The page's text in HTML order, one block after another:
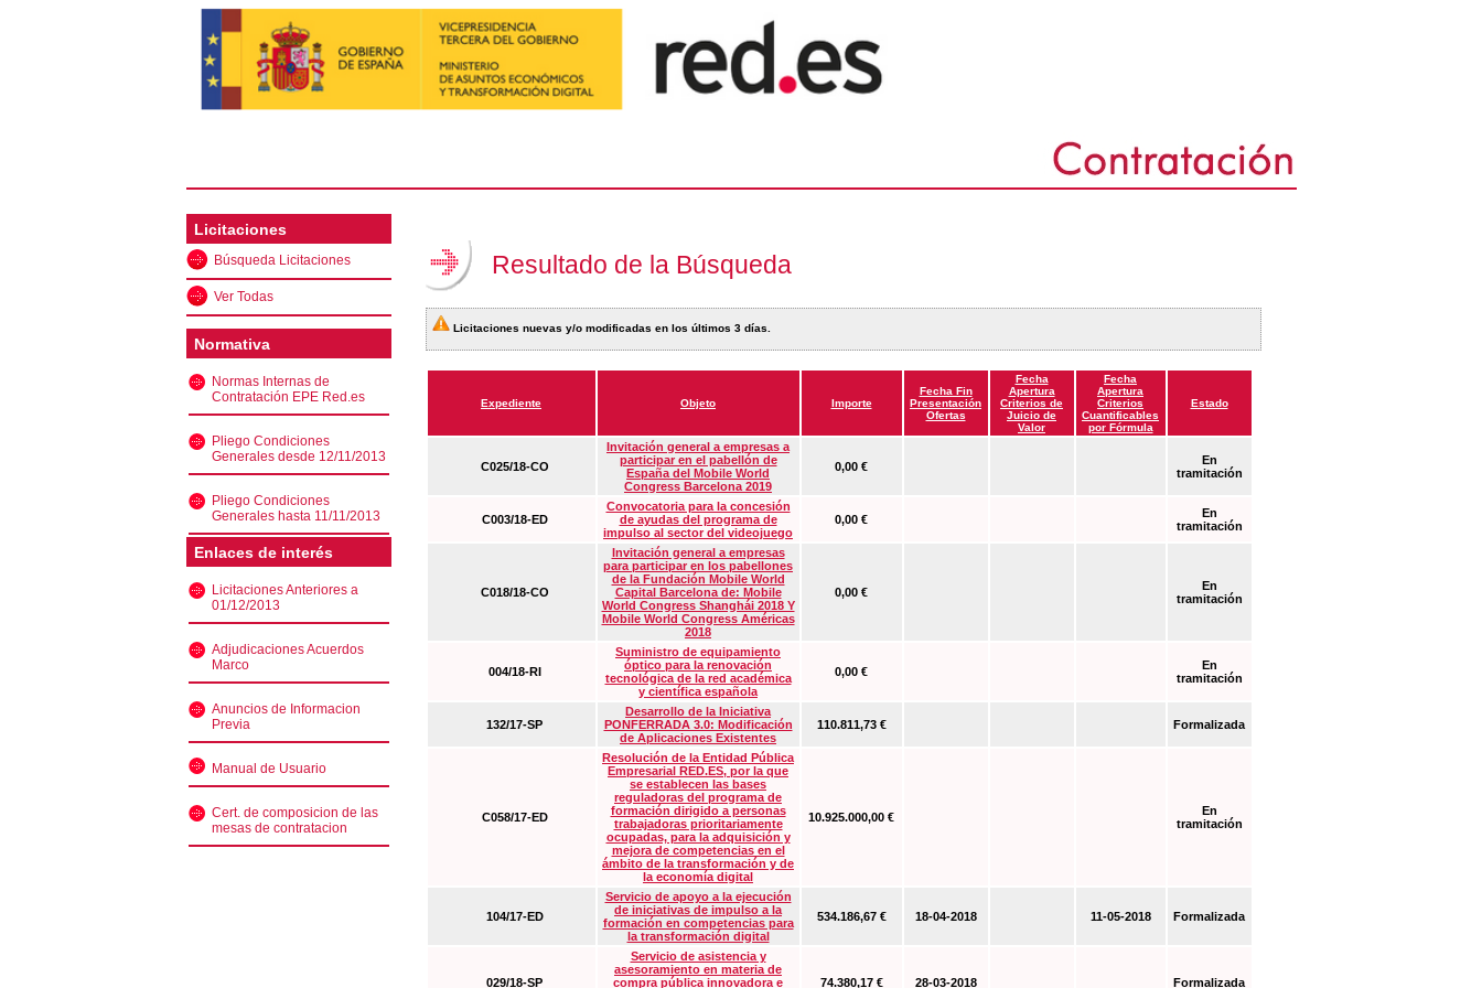
Licitaciones
Búsqueda Licitaciones
Ver Todas
Normativa
Normas Internas de
Contratación EPE Red.es
Pliego Condiciones
Generales desde 12/11/2013
Pliego Condiciones
Generales hasta 11/11/2013
Enlaces de interés
Licitaciones Anteriores a
01/12/2013
Adjudicaciones Acuerdos
Marco
Anuncios de Informacion
Previa
Manual de Usuario
Cert. de composicion de las
mesas de contratacion
Resultado de la Búsqueda
Licitaciones nuevas y/o modificadas en los últimos 3 días.
Expediente Objeto Importe
Fecha Fin
Presentación
Ofertas
Fecha
Apertura
Criterios de
Juicio de
Valor
Fecha
Apertura
Criterios
Cuantificables
por Fórmula
Estado
C025/18-CO
Invitación general a empresas a
participar en el pabellón de
España del Mobile World
Congress Barcelona 2019
0,00 €
En
tramitación
C003/18-ED
Convocatoria para la concesión
de ayudas del programa de
impulso al sector del videojuego
0,00 €
En
tramitación
C018/18-CO
Invitación general a empresas
para participar en los pabellones
de la Fundación Mobile World
Capital Barcelona de: Mobile
World Congress Shanghái 2018 Y
Mobile World Congress Américas
2018
0,00 €
En
tramitación
004/18-RI
Suministro de equipamiento
óptico para la renovación
tecnológica de la red académica
y científica española
0,00 €
En
tramitación
132/17-SP
Desarrollo de la Iniciativa
PONFERRADA 3.0: Modificación
de Aplicaciones Existentes
110.811,73 € Formalizada
C058/17-ED
Resolución de la Entidad Pública
Empresarial RED.ES, por la que
se establecen las bases
reguladoras del programa de
formación dirigido a personas
trabajadoras prioritariamente
ocupadas, para la adquisición y
mejora de competencias en el
ámbito de la transformación y de
la economía digital
10.925.000,00 €
En
tramitación
104/17-ED
Servicio de apoyo a la ejecución
de iniciativas de impulso a la
formación en competencias para
la transformación digital
534.186,67 € 18-04-2018 11-05-2018 Formalizada
029/18-SP
Servicio de asistencia y
asesoramiento en materia de
compra pública innovadora e
74.380,17 € 28-03-2018 Formalizada